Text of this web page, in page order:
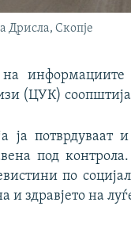
Дрисла, Скопје
на информациите
(ЦУК)
ја
под
по
и здравјето на